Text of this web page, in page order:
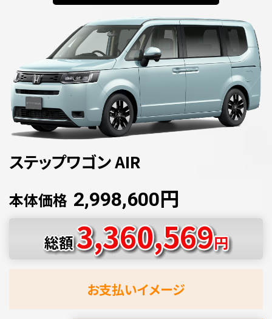
ステップワゴン AIR
本体価格 2,998,600円
総額3,360,569円
お支払いイメージ